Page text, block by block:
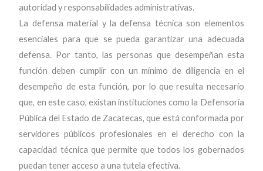
autoridad y responsabilidades administrativas.
La defensa material y la defensa técnica son elementos
esenciales para que se pueda garantizar una adecuada
defensa. Por tanto, las personas que desempeñan esta
función deben cumplir con un mínimo de diligencia en el
desempeño de esta función, por lo que resulta necesario
que, en este caso, existan instituciones como la Defensoría
Pública del Estado de Zacatecas, que está conformada por
servidores públicos profesionales en el derecho con la
capacidad técnica que permite que todos los gobernados
puedan tener acceso a una tutela efectiva.